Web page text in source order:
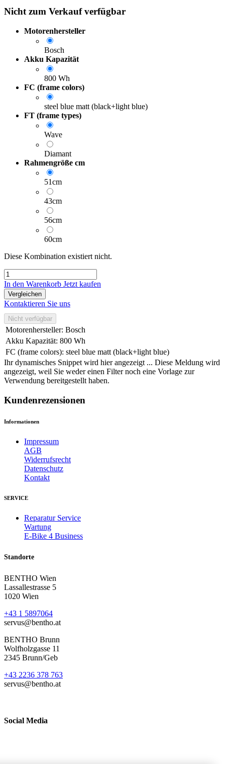
Nicht zum Verkauf verfügbar
Motorenhersteller
Bosch
Akku Kapazität
800 Wh
FC (frame colors)
steel blue matt (black+light blue)
FT (frame types)
Wave
Diamant
Rahmengröße cm
51cm
43cm
56cm
60cm
Diese Kombination existiert nicht.
In den Warenkorb Jetzt kaufen
Vergleichen
Kontaktieren Sie uns
Nicht verfügbar
Motorenhersteller: Bosch
Akku Kapazität: 800 Wh
FC (frame colors): steel blue matt (black+light blue)
Ihr dynamisches Snippet wird hier angezeigt ... Diese Meldung wird
angezeigt, weil Sie weder einen Filter noch eine Vorlage zur
Verwendung bereitgestellt haben.
Kundenrezensionen
Informationen
Impressum
AGB
Widerrufsrecht
Datenschutz
Kontakt
SERVICE
Reparatur Service
Wartung
E-Bike 4 Business
Standorte
BENTHO Wien
Lassallestrasse 5
1020 Wien
+43 1 5897064
servus@bentho.at
BENTHO Brunn
Wolfholzgasse 11
2345 Brunn/Geb
+43 2236 378 763
servus@bentho.at
Social Media